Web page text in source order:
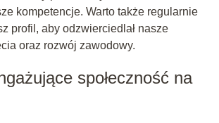
kompetencje. Warto także regularnie
profil, aby odzwierciedlał nasze
oraz rozwój zawodowy.
społeczność na